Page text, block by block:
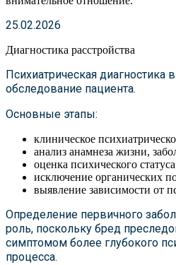
25.02.2026
Диагностика расстройства
Психиатрическая
обследование пациента.
Основные этапы:
клиническое
анализ анамнеза жизни,
оценка психического
исключение органических
выявление зависимости от
Определение первичного
роль, поскольку бред
симптомом более глубокого
процесса.